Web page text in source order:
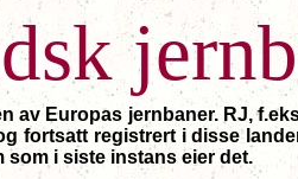
av Europas jernbaner. RJ,
fortsatt registrert i disse
som i siste instans eier det.